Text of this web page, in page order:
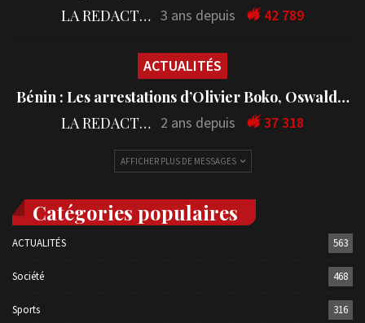
LA REDACTION 3 ans depuis 42 789
ACTUALITÉS
Bénin : Les arrestations d’Olivier Boko, Oswald…
LA REDACTION 2 ans depuis 37 318
AFFICHER PLUS DE MESSAGES
Catégories populaires
ACTUALITÉS 563
Société 468
Sports 316